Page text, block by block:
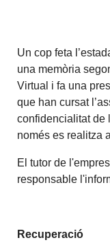
Un cop feta
una memòria
Virtual i fa una
que han cursat
confidencialitat de
només es realitza
El tutor de
responsable
Recuperació